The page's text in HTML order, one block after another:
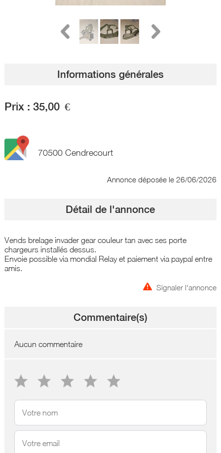
Informations générales
Prix : 35,00 €
70500 Cendrecourt
Annonce déposée le 26/06/2026
Détail de l'annonce
Vends brelage invader gear couleur tan avec ses porte
chargeurs installés dessus.
Envoie possible via mondial Relay et paiement via paypal entre
amis.
Signaler l'annonce
Commentaire(s)
Aucun commentaire